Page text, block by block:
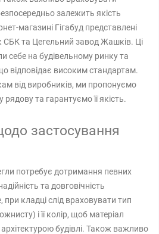
залежить якість
магазині Гігабуд представлені
СБК та Цегельний завод Жашків. Ці
себе на будівельному ринку та
відповідає високим стандартам.
від виробників, ми пропонуємо
рядову та гарантуємо її якість.
застосування
потребує дотримання певних
та довговічність
кладці слід враховувати тип
і її колір, щоб матеріал
будівлі. Також важливо